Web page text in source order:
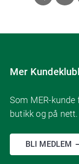
Mer
Som MER-kunde
butikk og på nett.
BLI MEDLEM